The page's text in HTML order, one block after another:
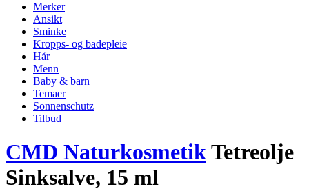
Merker
Ansikt
Sminke
Kropps- og badepleie
Hår
Menn
Baby & barn
Temaer
Sonnenschutz
Tilbud
CMD NaturkosmetikTetreolje
Sinksalve, 15 ml